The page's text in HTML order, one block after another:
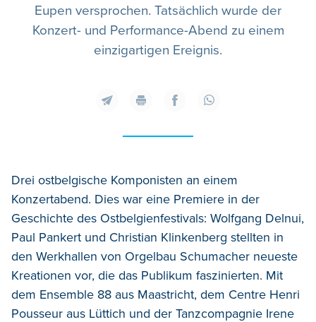
Eupen versprochen. Tatsächlich wurde der
Konzert- und Performance-Abend zu einem
einzigartigen Ereignis.
Drei ostbelgische Komponisten an einem
Konzertabend. Dies war eine Premiere in der
Geschichte des Ostbelgienfestivals: Wolfgang Delnui,
Paul Pankert und Christian Klinkenberg stellten in
den Werkhallen von Orgelbau Schumacher neueste
Kreationen vor, die das Publikum faszinierten. Mit
dem Ensemble 88 aus Maastricht, dem Centre Henri
Pousseur aus Lüttich und der Tanzcompagnie Irene